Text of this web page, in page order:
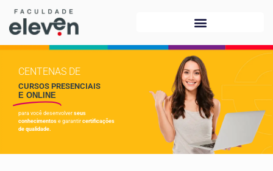
CENTENAS DE
CURSOS PRESENCIAIS
E ONLINE
para você desenvolver seus
conhecimentos e garantir certificações
de qualidade.